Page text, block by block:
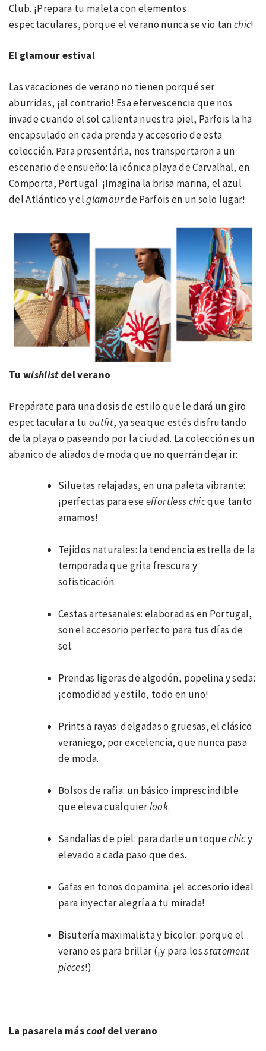
Club. ¡Prepara tu maleta con elementos
espectaculares, porque el verano nunca se vio tanchic!
El glamour estival
Las vacaciones de verano no tienen porqué ser
aburridas, ¡al contrario! Esa efervescencia que nos
invade cuando el sol calienta nuestra piel, Parfois la ha
encapsulado en cada prenda y accesorio de esta
colección. Para presentárla, nos transportaron a un
escenario de ensueño: la icónica playa de Carvalhal, en
Comporta, Portugal. ¡Imagina la brisa marina, el azul
del Atlántico y elglamourde Parfois en un solo lugar!
Tu wishlistdel verano
Prepárate para una dosis de estilo que le dará un giro
espectacular a tuoutfit, ya sea que estés disfrutando
de la playa o paseando por la ciudad. La colección es un
abanico de aliados de moda que no querrán dejar ir:
Siluetas relajadas, en una paleta vibrante:
¡perfectas para eseeffortless chicque tanto
amamos!
Tejidos naturales: la tendencia estrella de la
temporada que grita frescura y
sofisticación.
Cestas artesanales: elaboradas en Portugal,
son el accesorio perfecto para tus días de
sol.
Prendas ligeras de algodón, popelina y seda:
¡comodidad y estilo, todo en uno!
Prints a rayas: delgadas o gruesas, el clásico
veraniego, por excelencia, que nunca pasa
de moda.
Bolsos de rafia: un básico imprescindible
que eleva cualquierlook.
Sandalias de piel: para darle un toquechicy
elevado a cada paso que des.
Gafas en tonos dopamina: ¡el accesorio ideal
para inyectar alegría a tu mirada!
Bisutería maximalista y bicolor: porque el
verano es para brillar (¡y para losstatement
pieces!).
La pasarela más cool del verano